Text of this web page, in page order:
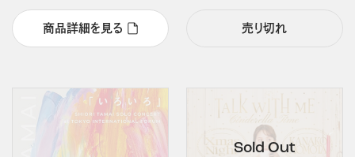
商品詳細を見る 売り切れ